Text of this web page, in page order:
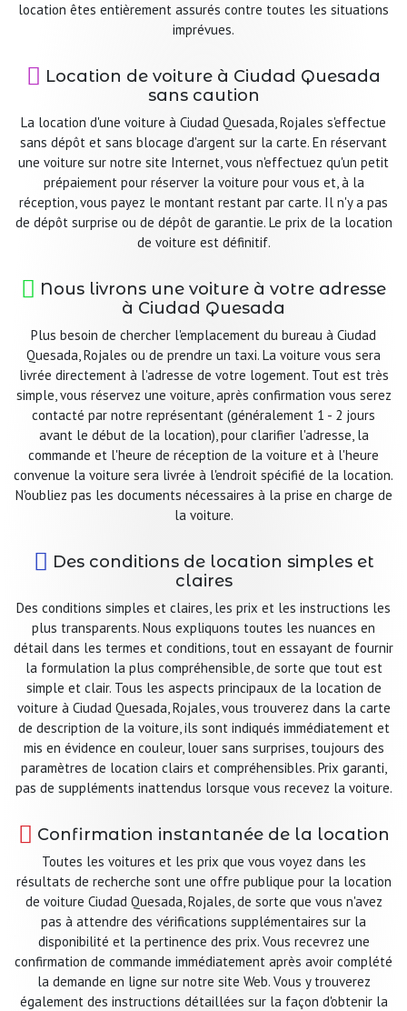
location êtes entièrement assurés contre toutes les situations
imprévues.
Location de voiture à Ciudad Quesada
sans caution
La location d'une voiture à Ciudad Quesada, Rojales s'effectue
sans dépôt et sans blocage d'argent sur la carte. En réservant
une voiture sur notre site Internet, vous n'effectuez qu'un petit
prépaiement pour réserver la voiture pour vous et, à la
réception, vous payez le montant restant par carte. Il n'y a pas
de dépôt surprise ou de dépôt de garantie. Le prix de la location
de voiture est définitif.
Nous livrons une voiture à votre adresse
à Ciudad Quesada
Plus besoin de chercher l'emplacement du bureau à Ciudad
Quesada, Rojales ou de prendre un taxi. La voiture vous sera
livrée directement à l'adresse de votre logement. Tout est très
simple, vous réservez une voiture, après confirmation vous serez
contacté par notre représentant (généralement 1 - 2 jours
avant le début de la location), pour clarifier l'adresse, la
commande et l'heure de réception de la voiture et à l'heure
convenue la voiture sera livrée à l'endroit spécifié de la location.
N'oubliez pas les documents nécessaires à la prise en charge de
la voiture.
Des conditions de location simples et
claires
Des conditions simples et claires, les prix et les instructions les
plus transparents. Nous expliquons toutes les nuances en
détail dans les termes et conditions, tout en essayant de fournir
la formulation la plus compréhensible, de sorte que tout est
simple et clair. Tous les aspects principaux de la location de
voiture à Ciudad Quesada, Rojales, vous trouverez dans la carte
de description de la voiture, ils sont indiqués immédiatement et
mis en évidence en couleur, louer sans surprises, toujours des
paramètres de location clairs et compréhensibles. Prix garanti,
pas de suppléments inattendus lorsque vous recevez la voiture.
Confirmation instantanée de la location
Toutes les voitures et les prix que vous voyez dans les
résultats de recherche sont une offre publique pour la location
de voiture Ciudad Quesada, Rojales, de sorte que vous n'avez
pas à attendre des vérifications supplémentaires sur la
disponibilité et la pertinence des prix. Vous recevrez une
confirmation de commande immédiatement après avoir complété
la demande en ligne sur notre site Web. Vous y trouverez
également des instructions détaillées sur la façon d'obtenir la